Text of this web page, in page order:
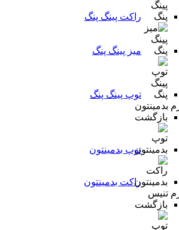
راکت پینگ پنگ
میز پینگ پنگ
توپ پینگ پنگ
بدمینتون
بازگشت
توپ بدمینتون
راکت بدمینتون
تنیس
بازگشت